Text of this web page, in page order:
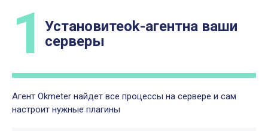
1 Установитеоk-агентна ваши
серверы
Агент Okmeter найдет все процессы на сервере и сам
настроит нужные плагины